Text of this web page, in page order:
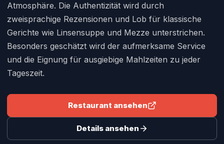
Atmosphäre. Die Authentizität wird durch
zweisprachige Rezensionen und Lob für klassische
Gerichte wie Linsensuppe und Mezze unterstrichen.
Besonders geschätzt wird der aufmerksame Service
und die Eignung für ausgiebige Mahlzeiten zu jeder
Tageszeit.
Restaurant ansehen
Details ansehen